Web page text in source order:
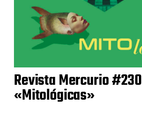
Revista Mercurio #230
«Mitológicas»